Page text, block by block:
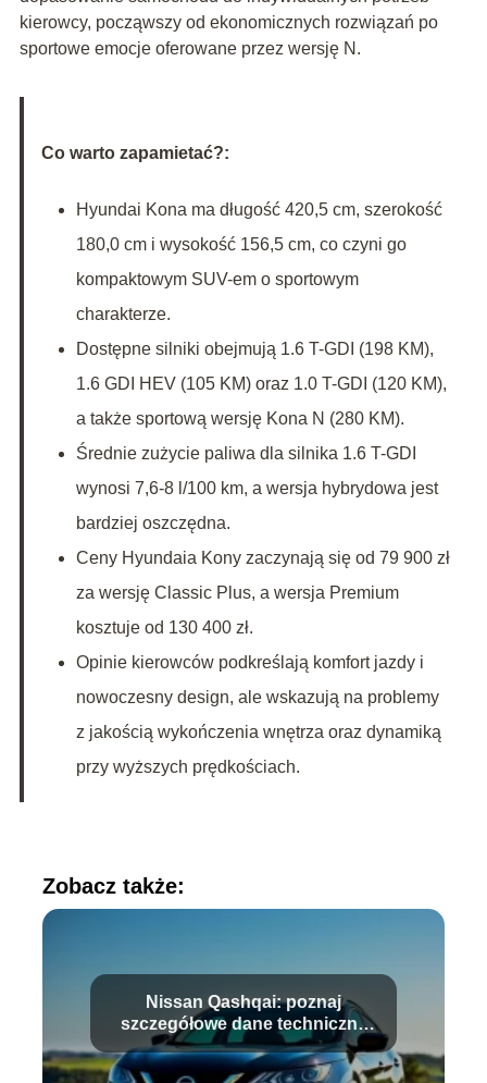
kierowcy, począwszy od ekonomicznych rozwiązań po
sportowe emocje oferowane przez wersję N.
Co warto zapamietać?:
Hyundai Kona ma długość 420,5 cm, szerokość
180,0 cm i wysokość 156,5 cm, co czyni go
kompaktowym SUV-em o sportowym
charakterze.
Dostępne silniki obejmują 1.6 T-GDI (198 KM),
1.6 GDI HEV (105 KM) oraz 1.0 T-GDI (120 KM),
a także sportową wersję Kona N (280 KM).
Średnie zużycie paliwa dla silnika 1.6 T-GDI
wynosi 7,6-8 l/100 km, a wersja hybrydowa jest
bardziej oszczędna.
Ceny Hyundaia Kony zaczynają się od 79 900 zł
za wersję Classic Plus, a wersja Premium
kosztuje od 130 400 zł.
Opinie kierowców podkreślają komfort jazdy i
nowoczesny design, ale wskazują na problemy
z jakością wykończenia wnętrza oraz dynamiką
przy wyższych prędkościach.
Zobacz także:
Nissan Qashqai: poznaj
szczegółowe dane techniczne
modelu